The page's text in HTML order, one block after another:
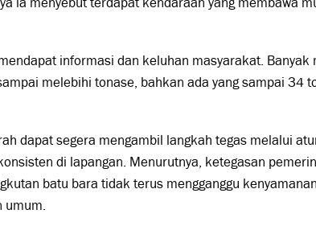
informasi dan keluhan masyarakat. Banyak
melebihi tonase, bahkan ada yang sampai 34
dapat segera mengambil langkah tegas melalui
di lapangan. Menurutnya, ketegasan
batu bara tidak terus mengganggu
umum.